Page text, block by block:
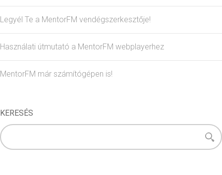
Legyél Te a MentorFM vendégszerkesztője!
Használati útmutató a MentorFM webplayerhez
MentorFM már számítógépen is!
KERESÉS